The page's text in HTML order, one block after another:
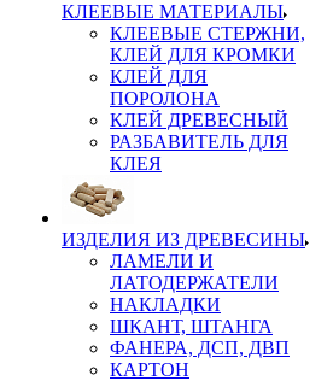
КЛЕЕВЫЕ МАТЕРИАЛЫ
КЛЕЕВЫЕ СТЕРЖНИ,
КЛЕЙ ДЛЯ КРОМКИ
КЛЕЙ ДЛЯ
ПОРОЛОНА
КЛЕЙ ДРЕВЕСНЫЙ
РАЗБАВИТЕЛЬ ДЛЯ
КЛЕЯ
ИЗДЕЛИЯ ИЗ ДРЕВЕСИНЫ
ЛАМЕЛИ И
ЛАТОДЕРЖАТЕЛИ
НАКЛАДКИ
ШКАНТ, ШТАНГА
ФАНЕРА, ДСП, ДВП
КАРТОН